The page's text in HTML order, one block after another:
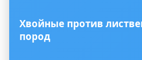
Хвойные против
пород